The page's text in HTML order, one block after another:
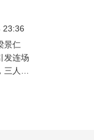
23:36
景仁
发连场
人为